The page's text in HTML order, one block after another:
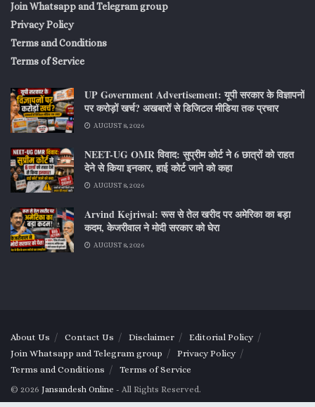
Join Whatsapp and Telegram group
Privacy Policy
Terms and Conditions
Terms of Service
UP Government Advertisement: यूपी सरकार के विज्ञापनों
पर करोड़ों खर्च? अखबारों से डिजिटल मीडिया तक प्रचार
AUGUST 8, 2026
NEET-UG OMR विवाद: सुप्रीम कोर्ट ने 6 छात्रों को राहत
देने से किया इनकार, हाई कोर्ट जाने को कहा
AUGUST 8, 2026
Arvind Kejriwal: रूस से तेल खरीद पर अमेरिका का बड़ा
कदम, केजरीवाल ने मोदी सरकार को घेरा
AUGUST 8, 2026
About Us Contact Us Disclaimer
Editorial Policy
Join Whatsapp and Telegram group
Privacy Policy
Terms and Conditions
Terms of Service
© 2026 Jansandesh Online - All Rights Reserved.